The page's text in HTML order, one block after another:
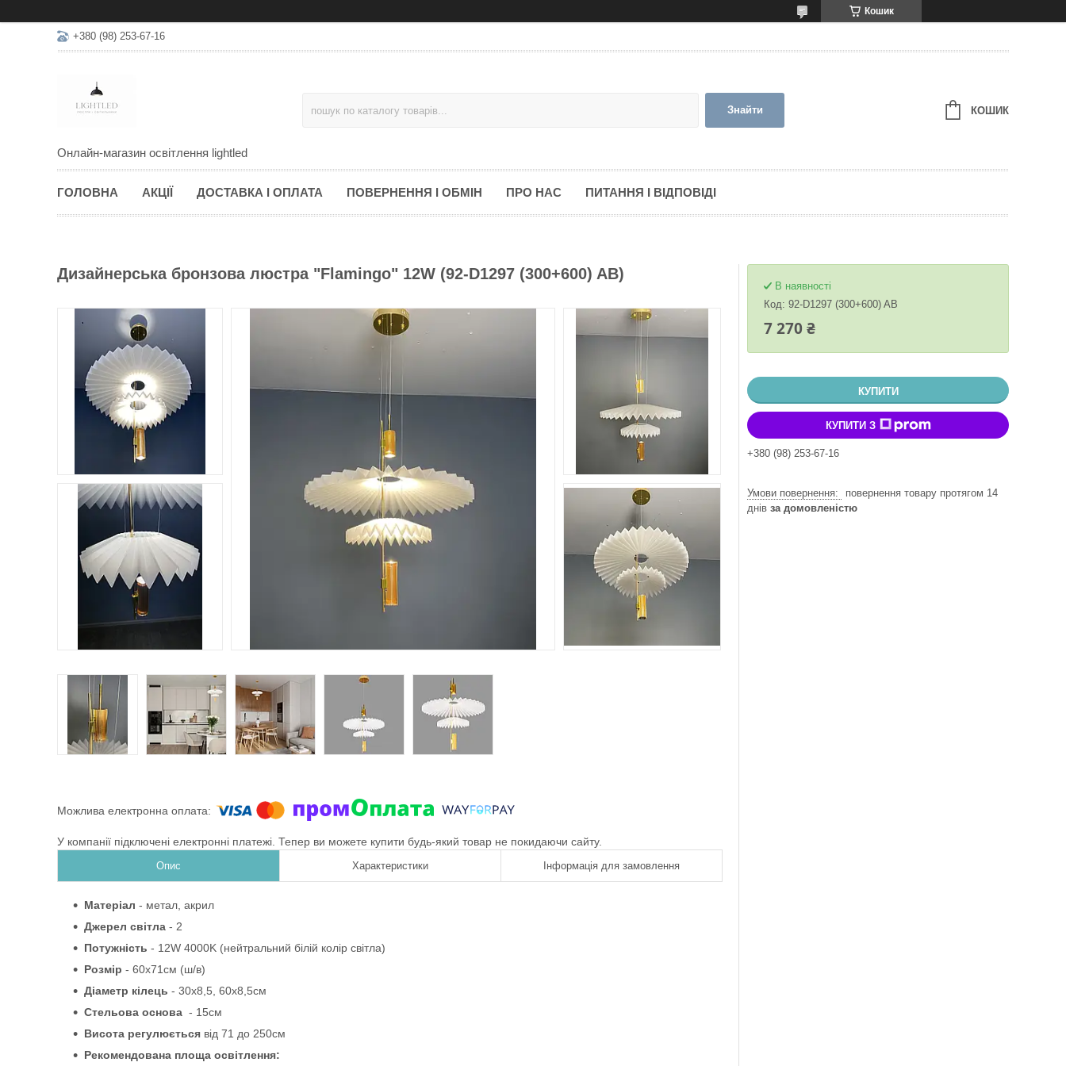
Кошик
+380 (98) 253-67-16
Онлайн-магазин освітлення lightled
Знайти КОШИК
ГОЛОВНА АКЦІЇ ДОСТАВКА І ОПЛАТА ПОВЕРНЕННЯ І ОБМІН ПРО НАС ПИТАННЯ І ВІДПОВІДІ
Дизайнерська бронзова люстра "Flamingo" 12W (92-D1297 (300+600) AB)
У компанії підключені електронні платежі. Тепер ви можете купити будь-який товар не покидаючи сайту.
Опис Характеристики Інформація для замовлення
Матеріал - метал, акрил
Джерел світла - 2
Потужність - 12W 4000K (нейтральний білій колір світла)
Розмір - 60х71см (ш/в)
Діаметр кілець - 30х8,5, 60х8,5см
Стельова основа - 15см
Висота регулюється від 71 до 250см
Рекомендована площа освітлення:
В наявності
Код: 92-D1297 (300+600) AB
7 270 ₴
КУПИТИ
КУПИТИ З
+380 (98) 253-67-16
повернення товару протягом 14
днів за домовленістю